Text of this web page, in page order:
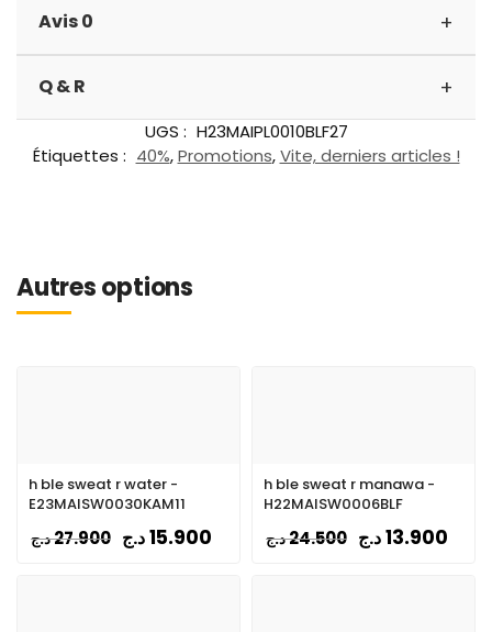
Avis 0 +
Q & R +
UGS : H23MAIPL0010BLF27
Étiquettes : 40%,Promotions,Vite, derniers articles !
Autres options
h ble sweat r water -
E23MAISW0030KAM11
27.900د.ج 15.900د.ج
h ble sweat r manawa -
H22MAISW0006BLF
24.500د.ج 13.900د.ج